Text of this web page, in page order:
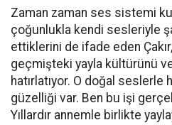
Zaman zaman ses sistemi
çoğunlukla kendi sesleriyle
ettiklerini de ifade eden
geçmişteki yayla kültürünü
hatırlatıyor. O doğal seslerle
güzelliği var. Ben bu işi
Yıllardır annemle birlikte